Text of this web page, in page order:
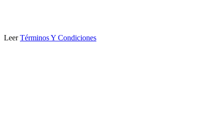
LeerTérminos Y Condiciones